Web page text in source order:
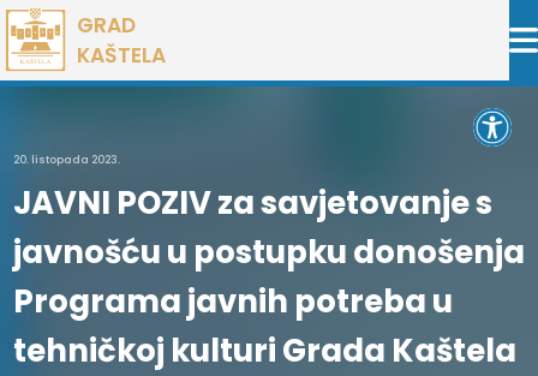
Preskoči
na
sadržaj
GRAD
KAŠTELA
20. listopada 2023.
JAVNI POZIV za savjetovanje s
javnošću u postupku donošenja
Programa javnih potreba u
tehničkoj kulturi Grada Kaštela